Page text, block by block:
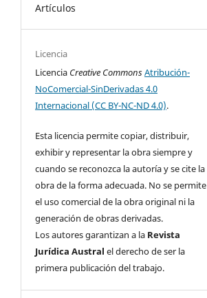
Artículos
Licencia
Licencia Creative CommonsAtribución-
NoComercial-SinDerivadas 4.0
Internacional (CC BY-NC-ND 4.0).
Esta licencia permite copiar, distribuir,
exhibir y representar la obra siempre y
cuando se reconozca la autoría y se cite la
obra de la forma adecuada. No se permite
el uso comercial de la obra original ni la
generación de obras derivadas.
Los autores garantizan a la Revista
Jurídica Austral el derecho de ser la
primera publicación del trabajo.